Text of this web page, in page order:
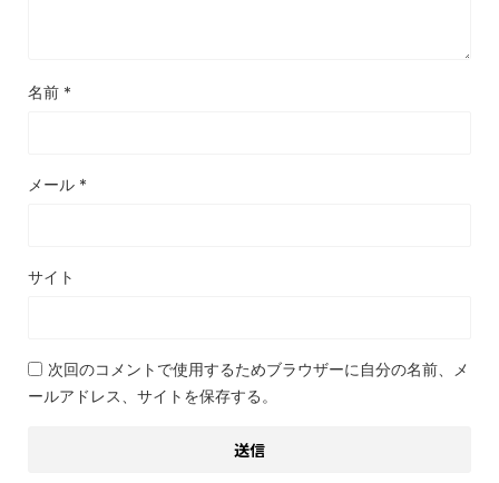
名前 *
メール *
サイト
次回のコメントで使用するためブラウザーに自分の名前、メ
ールアドレス、サイトを保存する。